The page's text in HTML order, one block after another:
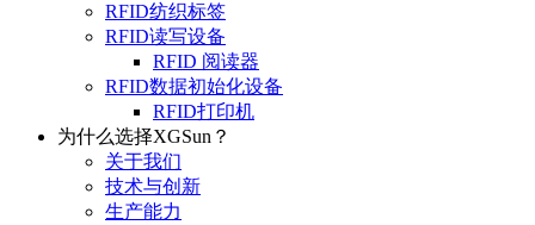
RFID纺织标签
RFID读写设备
RFID 阅读器
RFID数据初始化设备
RFID打印机
为什么选择XGSun？
关于我们
技术与创新
生产能力